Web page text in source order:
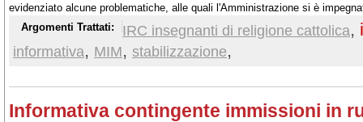
evidenziato alcune problematiche, alle quali l'Amministrazione si è
possibile
Argomenti Trattati: IRC insegnanti di religione cattolica,
informativa, MIM, stabilizzazione,
Informativa contingente immissioni in